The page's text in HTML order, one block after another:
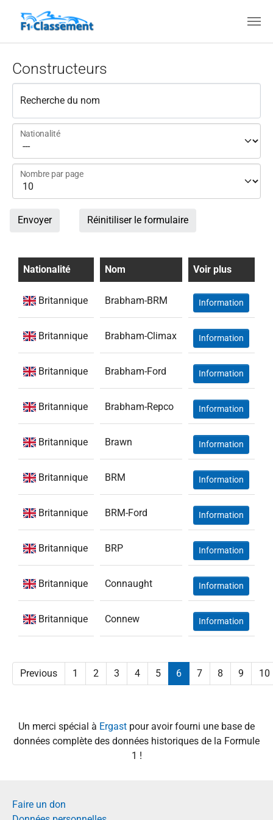
Constructeurs
Recherche du nom
Nationalité
Nombre par page
Envoyer Réinitiliser le formulaire
Nationalité Nom Voir plus
Britannique Brabham-BRM Information
Britannique Brabham-Climax Information
Britannique Brabham-Ford Information
Britannique Brabham-Repco Information
Britannique Brawn Information
Britannique BRM Information
Britannique BRM-Ford Information
Britannique BRP Information
Britannique Connaught Information
Britannique Connew Information
Previous 1 2 3 4 5 6 7 8 9 10
Un merci spécial à Ergast pour avoir fourni une base de
données complète des données historiques de la Formule
1 !
Faire un don